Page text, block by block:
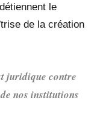
le
de la création
juridique contre
nos institutions